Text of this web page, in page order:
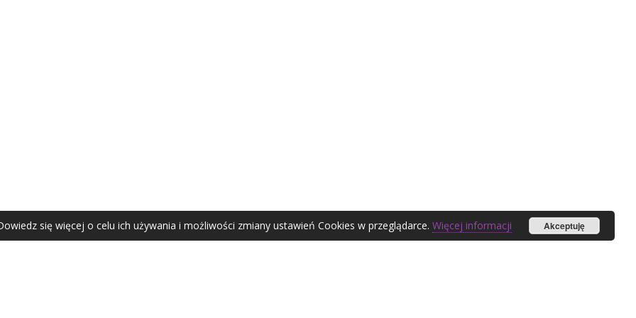
Agata Zubel © 2021
się więcej o celu ich używania i możliwości zmiany ustawień Cookies w przeglądarce. Więcej informacji Akceptuję